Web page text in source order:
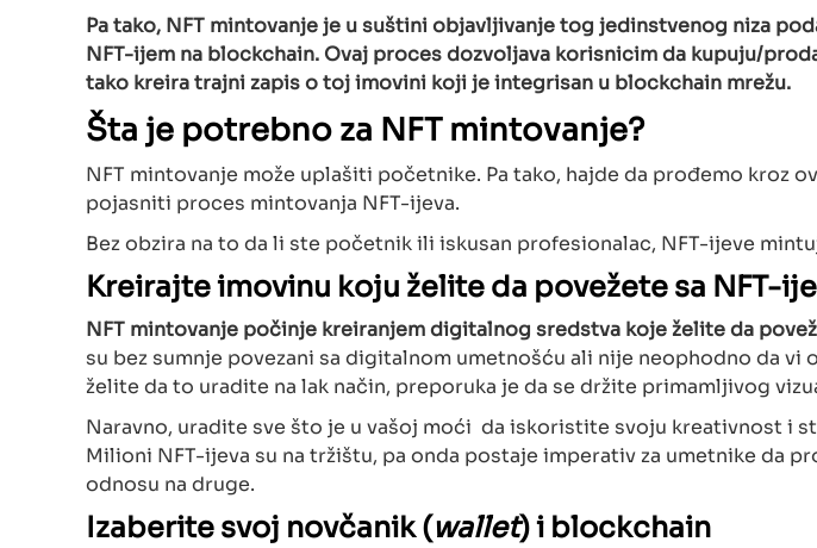
Pa tako, NFT mintovanje je u suštini objavljivanje tog jedinstvenog niza
NFT-ijem na blockchain. Ovaj proces dozvoljava korisnicim da kupuju/
tako kreira trajni zapis o toj imovini koji je integrisan u blockchain mrežu.
Šta je potrebno za NFT mintovanje?
NFT mintovanje može uplašiti početnike. Pa tako, hajde da prođemo kroz
pojasniti proces mintovanja NFT-ijeva.
Bez obzira na to da li ste početnik ili iskusan profesionalac, NFT-ijeve
Kreirajte imovinu koju želite da povežete sa NFT-
NFT mintovanje počinje kreiranjem digitalnog sredstva koje želite da
su bez sumnje povezani sa digitalnom umetnošću ali nije neophodno da vi
želite da to uradite na lak način, preporuka je da se držite primamljivog
Naravno, uradite sve što je u vašoj moći da iskoristite svoju kreativnost i
Milioni NFT-ijeva su na tržištu, pa onda postaje imperativ za umetnike da
odnosu na druge.
Izaberite svoj novčanik (wallet) i blockchain